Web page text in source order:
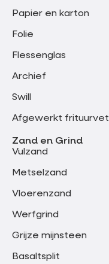
Papier en karton
Folie
Flessenglas
Archief
Swill
Afgewerkt frituurvet
Zand en Grind
Vulzand
Metselzand
Vloerenzand
Werfgrind
Grijze mijnsteen
Basaltsplit